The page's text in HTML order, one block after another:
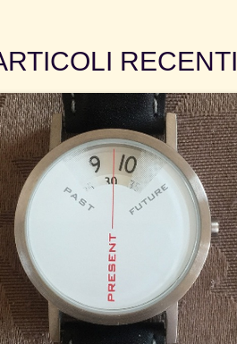
RECENTI